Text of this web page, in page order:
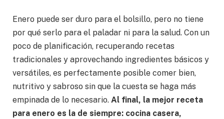
Enero puede ser duro para el bolsillo, pero no tiene
por qué serlo para el paladar ni para la salud. Con un
poco de planificación, recuperando recetas
tradicionales y aprovechando ingredientes básicos y
versátiles, es perfectamente posible comer bien,
nutritivo y sabroso sin que la cuesta se haga más
empinada de lo necesario. Al final, la mejor receta
para enero es la de siempre: cocina casera,